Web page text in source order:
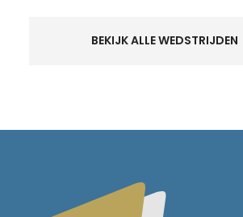
BEKIJK ALLE WEDSTRIJDEN